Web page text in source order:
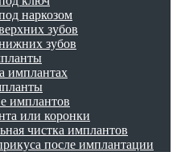
наркозом
зубов
зубов
имплантах
имплантов
или коронки
чистка имплантов
после имплантации